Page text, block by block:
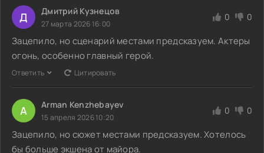
Д Дмитрий Кузнецов
27 марта 2026 16:00
0 0
Зацепило, но сценарий местами предсказуем. Актеры
огонь, особенно главный герой.
Ответить Цитировать
A Arman Kenzhebayev
15 апреля 2026 10:20
0 0
Зацепило, но сюжет местами предсказуем. Хотелось
бы больше экшена от майора.